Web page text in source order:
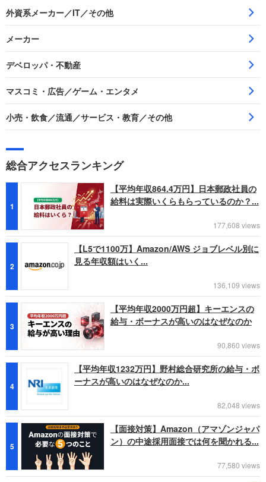
外資系メーカー／IT／その他
メーカー
デベロッパ・不動産
マスコミ・広告／ゲーム・エンタメ
小売・飲食／流通／サービス・教育／その他
総合アクセスランキング
1
【平均年収864.4万円】日本郵政社員の
給料は実際いくらもらっているのか？...
177,608 views
2
【L5で1100万】Amazon/AWS ジョブレベル別に
見る年収額はいく...
136,109 views
3
【平均年収2000万円超】キーエンスの
給与・ボーナスが高いのはなぜなのか
90,860 views
4
【平均年収1232万円】野村総合研究所の給与・ボ
ーナスが高いのはなぜなのか...
82,048 views
5
【面接対策】Amazon（アマゾンジャパ
ン）の中途採用面接では何を聞かれる...
77,580 views